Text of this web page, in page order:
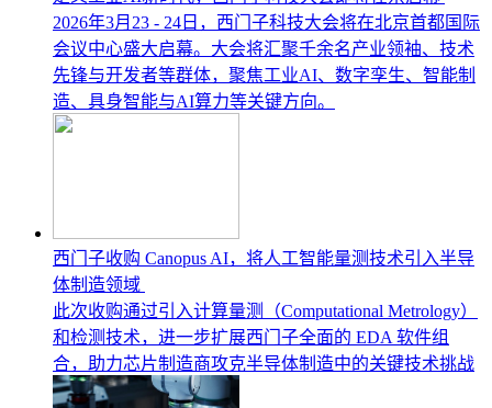
2026年3月23 - 24日，西门子科技大会将在北京首都国际
会议中心盛大启幕。大会将汇聚千余名产业领袖、技术
先锋与开发者等群体，聚焦工业AI、数字孪生、智能制
造、具身智能与AI算力等关键方向。
西门子收购 Canopus AI，将人工智能量测技术引入半导
体制造领域
此次收购通过引入计算量测（Computational Metrology）
和检测技术，进一步扩展西门子全面的 EDA 软件组
合，助力芯片制造商攻克半导体制造中的关键技术挑战